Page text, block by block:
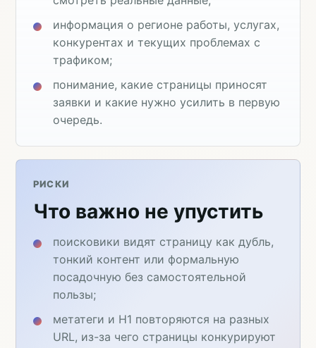
информация о регионе работы, услугах,
конкурентах и текущих проблемах с
трафиком;
понимание, какие страницы приносят
заявки и какие нужно усилить в первую
очередь.
РИСКИ
Что важно не упустить
поисковики видят страницу как дубль,
тонкий контент или формальную
посадочную без самостоятельной
пользы;
метатеги и H1 повторяются на разных
URL, из-за чего страницы конкурируют